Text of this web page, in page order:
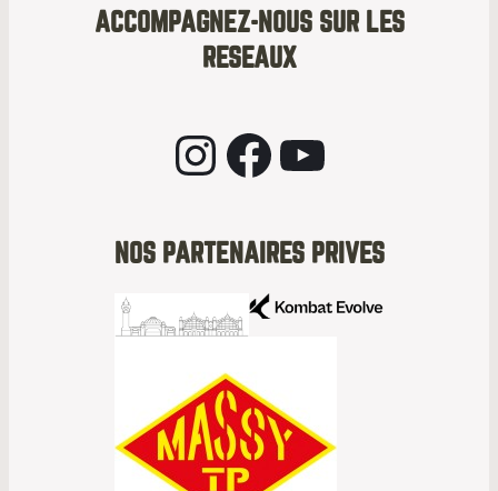
ACCOMPAGNEZ-NOUS SUR LES
RESEAUX
Instagram Facebook YouTube
NOS PARTENAIRES PRIVES